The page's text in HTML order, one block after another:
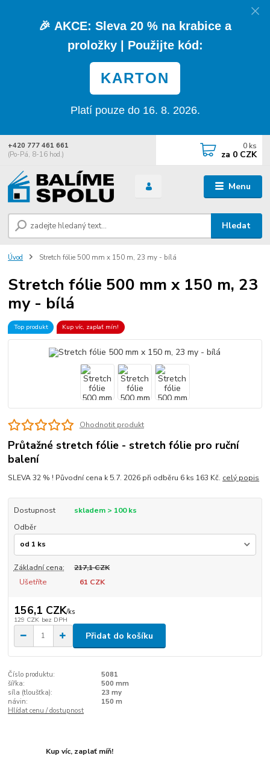
🎉 AKCE: Sleva 20 % na krabice a
proložky| Použijte kód:
KARTON
Platí pouze do 16. 8. 2026.
Menu
Hledat
+420 777 461 661
(Po-Pá, 8-16 hod.)
0 ks
za 0 CZK
Úvod Stretch fólie 500 mm x 150 m, 23 my - bílá
Stretch fólie 500 mm x 150 m, 23
my - bílá
Top produkt Kup víc, zaplať mín!
Ohodnotit produkt
Průtažné stretch fólie - stretch fólie pro ruční
balení
SLEVA 32 % ! Původní cena k 5.7. 2026 při odběru 6 ks 163 Kč. celý popis
Dostupnost
skladem > 100 ks
Odběr
Základní cena:
217,1 CZK
Ušetříte
61 CZK
156,1 CZK/ks
129 CZK bez DPH
Přidat do košíku
Číslo produktu:
5081
šířka:
500 mm
síla (tloušťka):
23 my
návin:
150 m
Hlídat cenu / dostupnost
Kup víc, zaplať míň!